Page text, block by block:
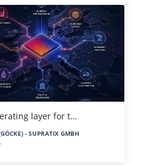
layer for t…
- SUPRATIX GMBH